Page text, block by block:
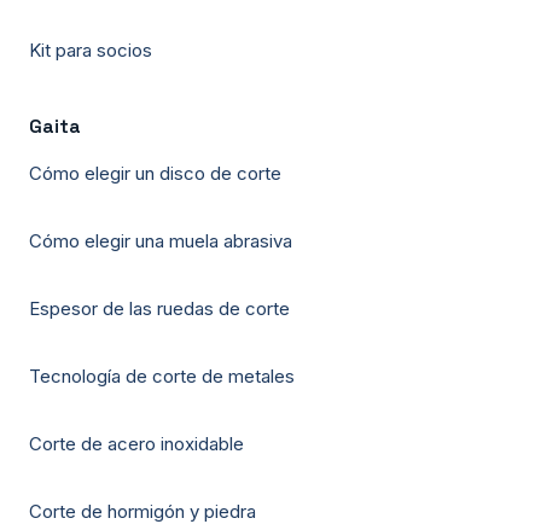
Kit para socios
Gaita
Cómo elegir un disco de corte
Cómo elegir una muela abrasiva
Espesor de las ruedas de corte
Tecnología de corte de metales
Corte de acero inoxidable
Corte de hormigón y piedra